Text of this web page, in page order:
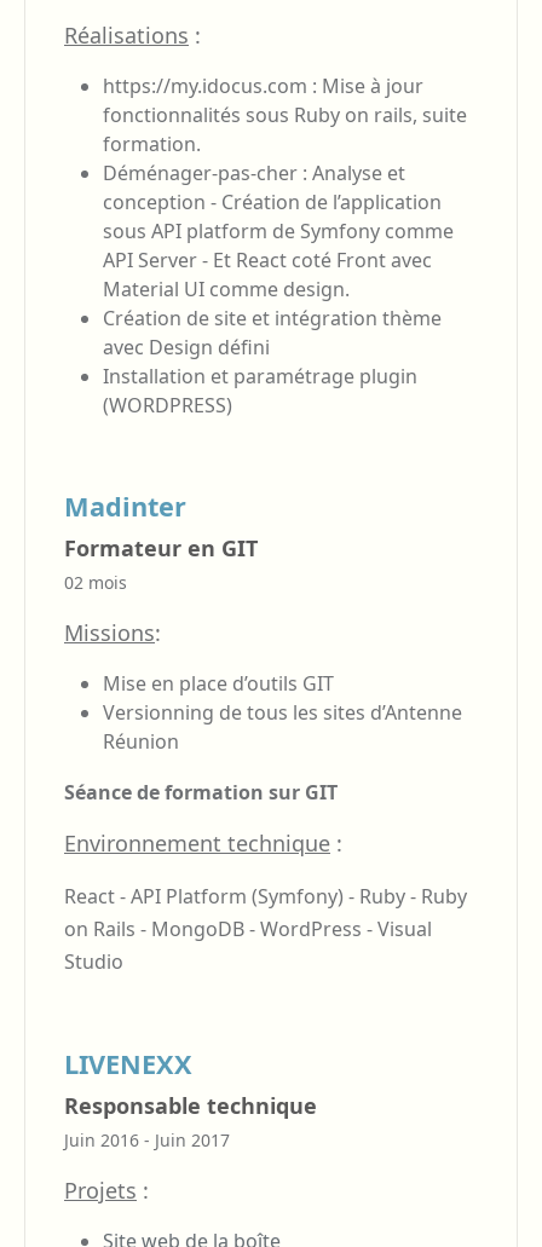
Réalisations :
https://my.idocus.com : Mise à jour
fonctionnalités sous Ruby on rails, suite
formation.
Déménager-pas-cher : Analyse et
conception - Création de l’application
sous API platform de Symfony comme
API Server - Et React coté Front avec
Material UI comme design.
Création de site et intégration thème
avec Design défini
Installation et paramétrage plugin
(WORDPRESS)
Madinter
Formateur en GIT
02 mois
Missions:
Mise en place d’outils GIT
Versionning de tous les sites d’Antenne
Réunion
Séance de formation sur GIT
Environnement technique :
React - API Platform (Symfony) - Ruby - Ruby
on Rails - MongoDB - WordPress - Visual
Studio
LIVENEXX
Responsable technique
Juin 2016 - Juin 2017
Projets :
Site web de la boîte